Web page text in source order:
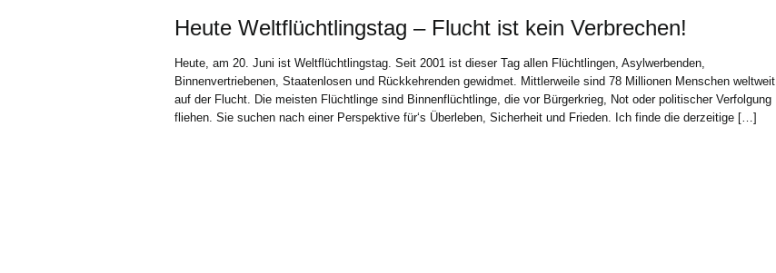
Heute Weltflüchtlingstag – Flucht ist kein Verbrechen!
Heute, am 20. Juni ist Weltflüchtlingstag. Seit 2001 ist dieser Tag allen Flüchtlingen, Asylwerbenden,
Binnenvertriebenen, Staatenlosen und Rückkehrenden gewidmet. Mittlerweile sind 78 Millionen Menschen weltweit
auf der Flucht. Die meisten Flüchtlinge sind Binnenflüchtlinge, die vor Bürgerkrieg, Not oder politischer Verfolgung
fliehen. Sie suchen nach einer Perspektive für‘s Überleben, Sicherheit und Frieden. Ich finde die derzeitige […]